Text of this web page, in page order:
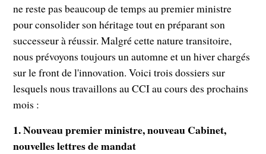
ne reste pas beaucoup de temps au premier ministre
pour consolider son héritage tout en préparant son
successeur à réussir. Malgré cette nature transitoire,
nous prévoyons toujours un automne et un hiver chargés
sur le front de l'innovation. Voici trois dossiers sur
lesquels nous travaillons au CCI au cours des prochains
mois :
1.Nouveau premier ministre, nouveau Cabinet,
nouvelles lettres de mandat